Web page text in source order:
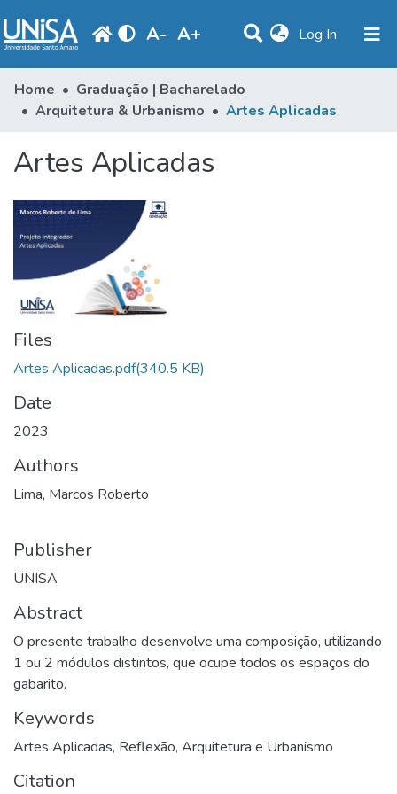
A- A+ Log In (current)
Statistics
Communities & Collections
Browse
Library
Periodicals
Home
Graduação | Bacharelado
Arquitetura & Urbanismo
Artes Aplicadas
Artes Aplicadas
Files
Artes Aplicadas.pdf(340.5 KB)
Date
2023
Authors
Lima, Marcos Roberto
Publisher
UNISA
Abstract
O presente trabalho desenvolve uma composição, utilizando
1 ou 2 módulos distintos, que ocupe todos os espaços do
gabarito.
Keywords
Artes Aplicadas, Reflexão, Arquitetura e Urbanismo
Citation